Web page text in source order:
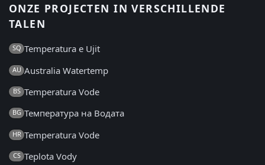
ONZE PROJECTEN IN VERSCHILLENDE
TALEN
SQ Temperatura e Ujit
AU Australia Watertemp
BS Temperatura Vode
BG Температура на Водата
HR Temperatura Vode
CS Teplota Vody